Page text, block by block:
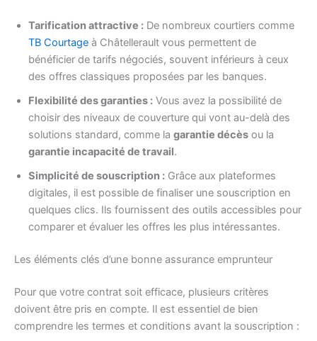
Tarification attractive : De nombreux courtiers comme
TB Courtage à Châtellerault vous permettent de
bénéficier de tarifs négociés, souvent inférieurs à ceux
des offres classiques proposées par les banques.
Flexibilité des garanties : Vous avez la possibilité de
choisir des niveaux de couverture qui vont au-delà des
solutions standard, comme la garantie décès ou la
garantie incapacité de travail.
Simplicité de souscription : Grâce aux plateformes
digitales, il est possible de finaliser une souscription en
quelques clics. Ils fournissent des outils accessibles pour
comparer et évaluer les offres les plus intéressantes.
Les éléments clés d’une bonne assurance emprunteur
Pour que votre contrat soit efficace, plusieurs critères
doivent être pris en compte. Il est essentiel de bien
comprendre les termes et conditions avant la souscription :